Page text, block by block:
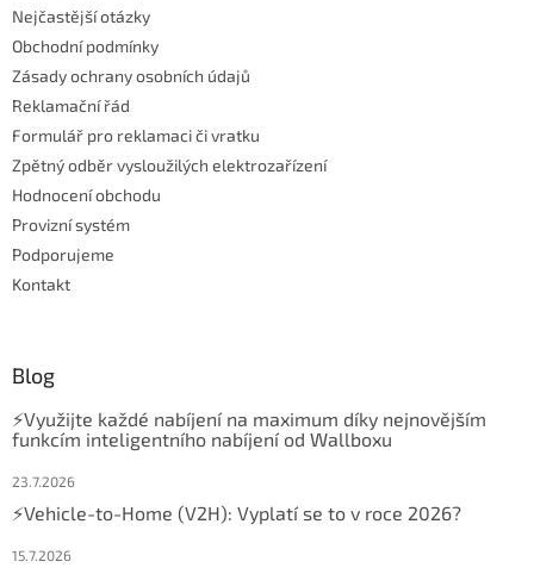
Nejčastější otázky
Obchodní podmínky
Zásady ochrany osobních údajů
Reklamační řád
Formulář pro reklamaci či vratku
Zpětný odběr vysloužilých elektrozařízení
Hodnocení obchodu
Provizní systém
Podporujeme
Kontakt
Blog
⚡Využijte každé nabíjení na maximum díky nejnovějším
funkcím inteligentního nabíjení od Wallboxu
23.7.2026
⚡Vehicle-to-Home (V2H): Vyplatí se to v roce 2026?
15.7.2026